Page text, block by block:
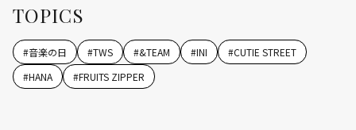
TOPICS
#音楽の日 #TWS #&TEAM #INI #CUTIE STREET
#HANA #FRUITS ZIPPER